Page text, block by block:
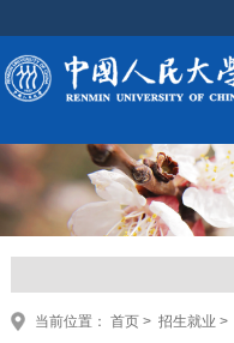
当前位置： 首页> 招生就业 >